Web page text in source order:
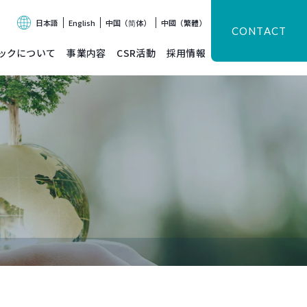
日本語 English 中国（简体） 中國（繁體）
クについて 事業内容 CSR活動 採用情報
CONTACT